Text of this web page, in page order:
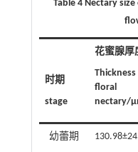
Table 4 Nectary
时期
stage
花蜜腺厚
Thickness
floral
nectary/
幼蕾期